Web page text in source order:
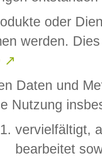
oder
werden.
↗
Daten und
Nutzung
vervielfältigt,
bearbeitet